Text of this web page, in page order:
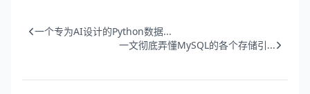
一个专为AI设计的Python数据...
一文彻底弄懂MySQL的各个存储引...